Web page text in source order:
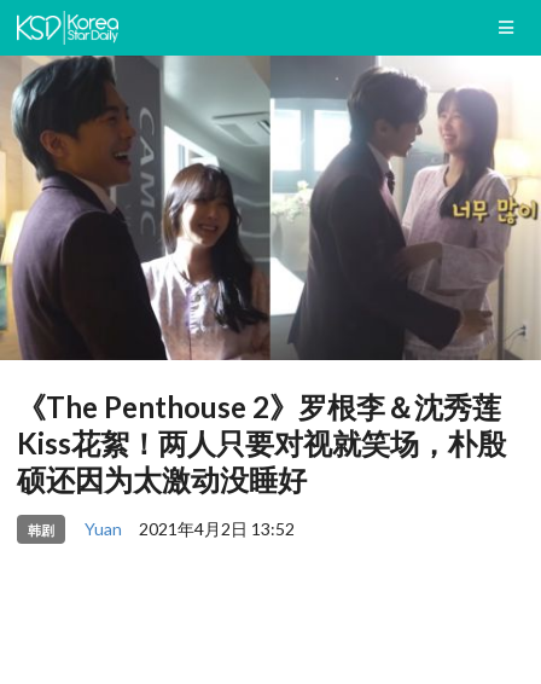
《The Penthouse 2》罗根李＆沈秀莲
Kiss花絮！两人只要对视就笑场，朴殷
硕还因为太激动没睡好
韩剧 Yuan 2021年4月2日 13:52